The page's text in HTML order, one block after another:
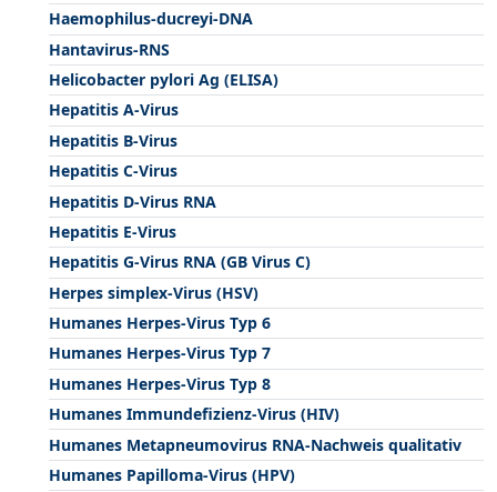
Haemophilus-ducreyi-DNA
Hantavirus-RNS
Helicobacter pylori Ag (ELISA)
Hepatitis A-Virus
Hepatitis B-Virus
Hepatitis C-Virus
Hepatitis D-Virus RNA
Hepatitis E-Virus
Hepatitis G-Virus RNA (GB Virus C)
Herpes simplex-Virus (HSV)
Humanes Herpes-Virus Typ 6
Humanes Herpes-Virus Typ 7
Humanes Herpes-Virus Typ 8
Humanes Immundefizienz-Virus (HIV)
Humanes Metapneumovirus RNA-Nachweis qualitativ
Humanes Papilloma-Virus (HPV)